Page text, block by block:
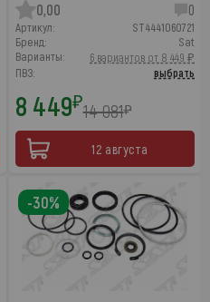
0,00 0
Артикул:
ST4441060721
Бренд:
Sat
Варианты:
6 вариантов от 8 449 ₽
ПВЗ:
выбрать
8 449₽14 081₽
12 августа
-30%